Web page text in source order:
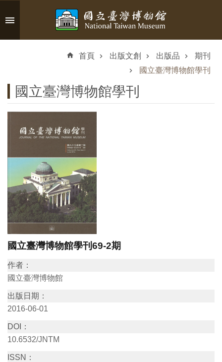
跳到主要內容區塊
參
觀
資
訊
展
覽
資
訊
教
育
首頁 出版文創 出版品
期刊
國立臺灣博物館學刊
國立臺灣博物館學刊
國立臺灣博物館學刊69-2期
作者：
國立臺灣博物館
出版日期：
2016-06-01
DOI：
10.6532/JNTM
ISSN：